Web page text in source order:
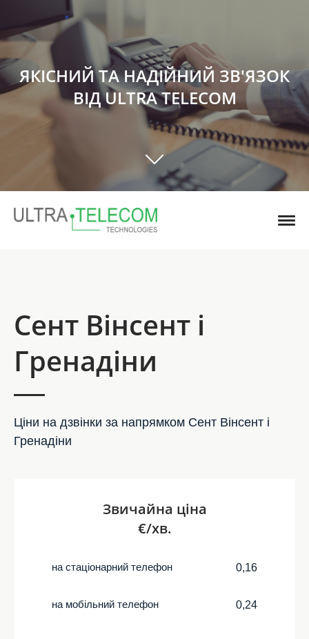
ЯКІСНИЙ ТА НАДІЙНИЙ ЗВ'ЯЗОК
ВІД ULTRA TELECOM
Сент Вінсент і
Гренадіни
Ціни на дзвінки за напрямком Сент Вінсент і
Гренадіни
Звичайна ціна
€/хв.
на стаціонарний телефон 0,16
на мобільний телефон 0,24